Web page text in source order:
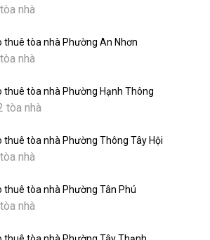
nhà
thuê tòa nhà Phường An Nhơn
nhà
thuê tòa nhà Phường Hạnh Thông
tòa nhà
thuê tòa nhà Phường Thông Tây Hội
nhà
thuê tòa nhà Phường Tân Phú
nhà